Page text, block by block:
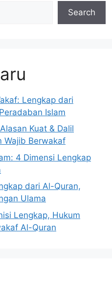
Search
Lengkap dari
Islam
Kuat & Dalil
Wajib Berwakaf
4 Dimensi Lengkap
dari Al-Quran,
Ulama
Lengkap, Hukum
Al-Quran